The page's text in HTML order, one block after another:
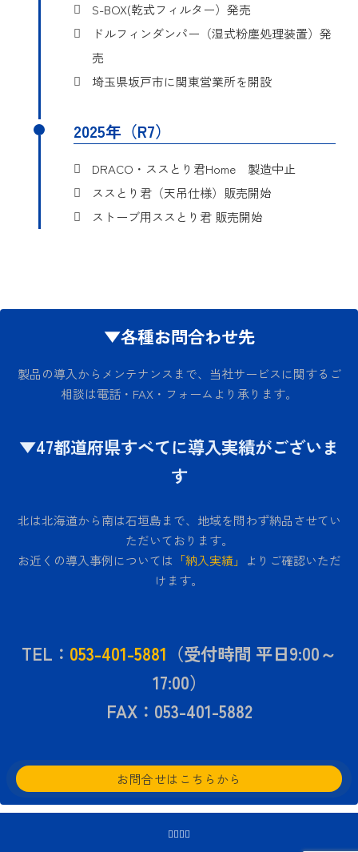
S-BOX(乾式フィルター）発売
ドルフィンダンパー（湿式粉塵処理装置）発
売
埼玉県坂戸市に関東営業所を開設
2025年（R7）
DRACO・ススとり君Home 製造中止
ススとり君（天吊仕様）販売開始
ストーブ用ススとり君 販売開始
▼各種お問合わせ先
製品の導入からメンテナンスまで、当社サービスに関するご
相談は電話・FAX・フォームより承ります。
▼47都道府県すべてに導入実績がございま
す
北は北海道から南は石垣島まで、地域を問わず納品させてい
ただいております。
お近くの導入事例については 「納入実績」
よりご確認いただ
けます。
TEL： 053-401-5881 （受付時間 平日9:00～
17:00）
FAX：053-401-5882
お問合せはこちらから